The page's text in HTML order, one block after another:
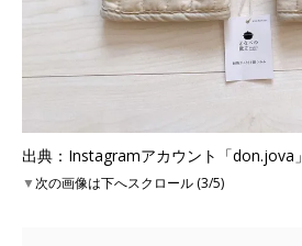
出典：Instagramアカウント「don.jova」
▼次の画像は下へスクロール (3/5)